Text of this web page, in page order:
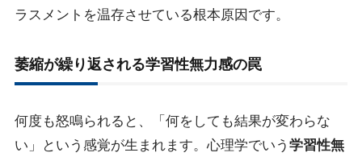
ラスメントを温存させている根本原因です。
萎縮が繰り返される学習性無力感の罠
何度も怒鳴られると、「何をしても結果が変わらな
い」という感覚が生まれます。心理学でいう 学習性無